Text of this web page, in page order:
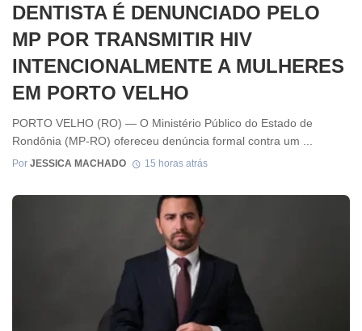
DENTISTA É DENUNCIADO PELO
MP POR TRANSMITIR HIV
INTENCIONALMENTE A MULHERES
EM PORTO VELHO
PORTO VELHO (RO) — O Ministério Público do Estado de
Rondônia (MP-RO) ofereceu denúncia formal contra um ...
Por JESSICA MACHADO 15 horas atrás